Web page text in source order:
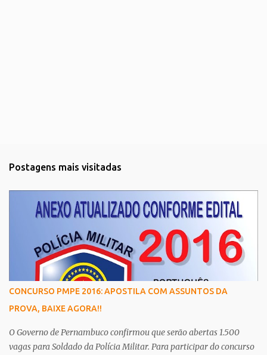
Postagens mais visitadas
CONCURSO PMPE 2016: APOSTILA COM ASSUNTOS DA
PROVA, BAIXE AGORA!!
O Governo de Pernambuco confirmou que serão abertas 1.500
vagas para Soldado da Polícia Militar. Para participar do concurso